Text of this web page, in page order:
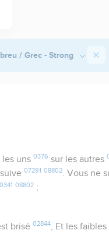
/ Grec - Strong
les uns 0376 sur les autres
07291 08802. Vous ne
0341 08802 ;
brisé 02844, Et les faibles